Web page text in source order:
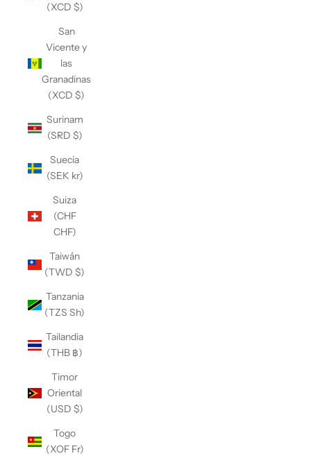
(XCD $)
San
Vicente y
las
Granadinas
(XCD $)
Surinam
(SRD $)
Suecia
(SEK kr)
Suiza
(CHF
CHF)
Taiwán
(TWD $)
Tanzania
(TZS Sh)
Tailandia
(THB ฿)
Timor
Oriental
(USD $)
Togo
(XOF Fr)